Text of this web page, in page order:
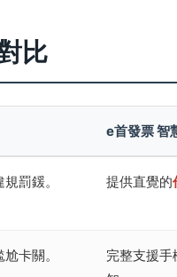
比
e首發票 智
罰鍰。 提供直覺的
卡關。
完整支援手